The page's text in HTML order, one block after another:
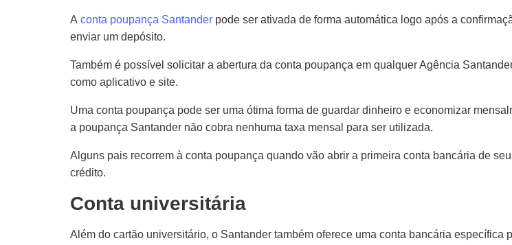
A conta poupança Santander pode ser ativada de forma automática logo após a
enviar um depósito.
Também é possível solicitar a abertura da conta poupança em qualquer Agência
como aplicativo e site.
Uma conta poupança pode ser uma ótima forma de guardar dinheiro e economizar
a poupança Santander não cobra nenhuma taxa mensal para ser utilizada.
Alguns pais recorrem à conta poupança quando vão abrir a primeira conta bancária de
crédito.
Conta universitária
Além do cartão universitário, o Santander também oferece uma conta bancária específica